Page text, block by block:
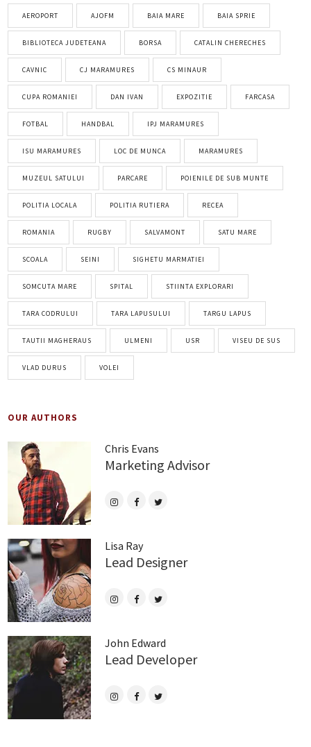
AEROPORT AJOFM BAIA MARE BAIA SPRIE
BIBLIOTECA JUDETEANA BORSA CATALIN CHERECHES
CAVNIC CJ MARAMURES CS MINAUR
CUPA ROMANIEI DAN IVAN EXPOZITIE FARCASA
FOTBAL HANDBAL IPJ MARAMURES
ISU MARAMURES LOC DE MUNCA MARAMURES
MUZEUL SATULUI PARCARE POIENILE DE SUB MUNTE
POLITIA LOCALA POLITIA RUTIERA RECEA
ROMANIA RUGBY SALVAMONT SATU MARE
SCOALA SEINI SIGHETU MARMATIEI
SOMCUTA MARE SPITAL STIINTA EXPLORARI
TARA CODRULUI TARA LAPUSULUI TARGU LAPUS
TAUTII MAGHERAUS ULMENI USR VISEU DE SUS
VLAD DURUS VOLEI
OUR AUTHORS
Chris Evans
Marketing Advisor
Lisa Ray
Lead Designer
John Edward
Lead Developer